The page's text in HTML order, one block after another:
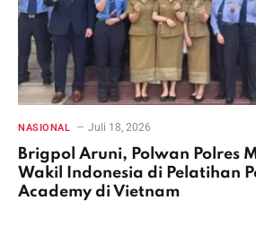
NASIONAL Juli 18, 2026
Brigpol Aruni, Polwan Polres
Wakil Indonesia di Pelatihan
Academy di Vietnam